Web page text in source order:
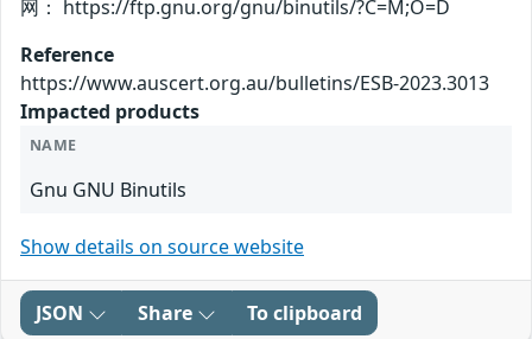
网： https://ftp.gnu.org/gnu/binutils/?C=M;O=D
Reference
https://www.auscert.org.au/bulletins/ESB-2023.3013
Impacted products
NAME
Gnu GNU Binutils
Show details on source website
JSON Share To clipboard